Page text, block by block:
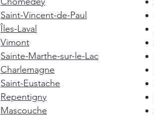
Saint-Vincent-de-Paul
Îles-Laval
Vimont
Sainte-Marthe-sur-le-Lac
Charlemagne
Saint-Eustache
Repentigny
Mascouche